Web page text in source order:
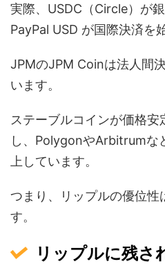
実際、USDC（Circle）が
PayPal USD が国際決済を
JPMのJPM Coinは法人間
います。
ステーブルコインが価格
し、PolygonやArbitrumな
上しています。
つまり、リップルの優位性
す。
リップルに残さ